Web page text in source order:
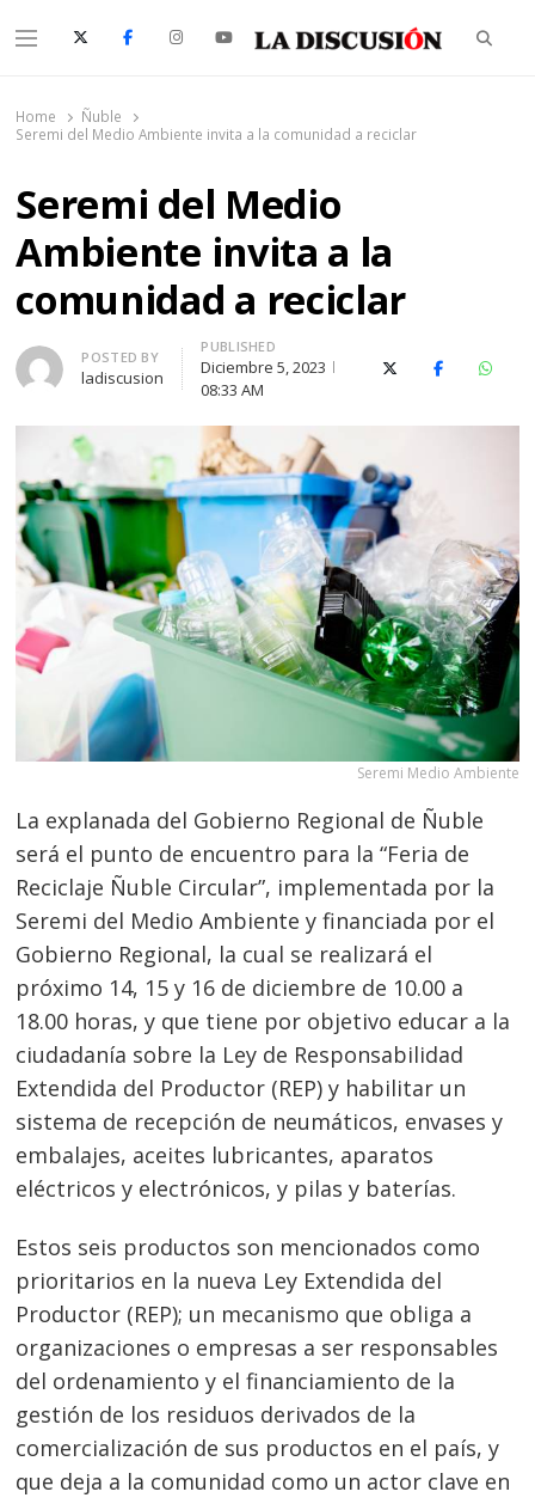
Menu
Home
Ñuble
Seremi del Medio Ambiente invita a la comunidad a reciclar
Seremi del Medio
Ambiente invita a la
comunidad a reciclar
Author
POSTED BY
ladiscusion
PUBLISHED
Diciembre 5, 2023
08:33 AM
X (Twitter)Facebook
Seremi Medio Ambiente
La explanada del Gobierno Regional de Ñuble
será el punto de encuentro para la “Feria de
Reciclaje Ñuble Circular”, implementada por la
Seremi del Medio Ambiente y financiada por el
Gobierno Regional, la cual se realizará el
próximo 14, 15 y 16 de diciembre de 10.00 a
18.00 horas, y que tiene por objetivo educar a la
ciudadanía sobre la Ley de Responsabilidad
Extendida del Productor (REP) y habilitar un
sistema de recepción de neumáticos, envases y
embalajes, aceites lubricantes, aparatos
eléctricos y electrónicos, y pilas y baterías.
Estos seis productos son mencionados como
prioritarios en la nueva Ley Extendida del
Productor (REP); un mecanismo que obliga a
organizaciones o empresas a ser responsables
del ordenamiento y el financiamiento de la
gestión de los residuos derivados de la
comercialización de sus productos en el país, y
que deja a la comunidad como un actor clave en